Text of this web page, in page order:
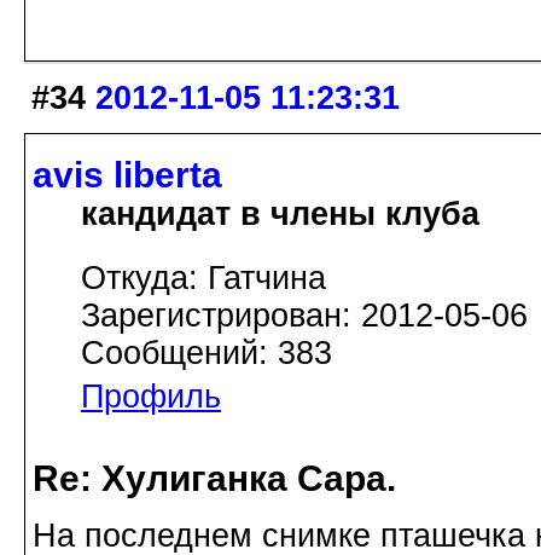
#34 2012-11-05 11:23:31
avis libertа
кандидат в члены клуба
Откуда: Гатчина
Зарегистрирован: 2012-05-06
Сообщений: 383
Профиль
Re: Хулиганка Сара.
На последнем снимке пташечка